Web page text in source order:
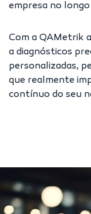
empresa no
Com a QAMetrik
a diagnósticos
personalizadas,
que realmente
contínuo do seu